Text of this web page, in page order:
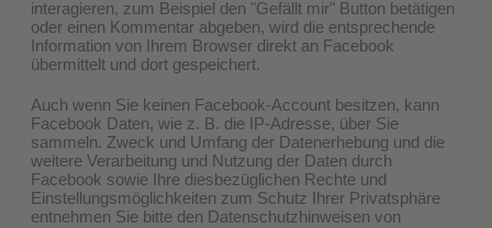
interagieren, zum Beispiel den "Gefällt mir" Button betätigen
oder einen Kommentar abgeben, wird die entsprechende
Information von Ihrem Browser direkt an Facebook
übermittelt und dort gespeichert.
Auch wenn Sie keinen Facebook-Account besitzen, kann
Facebook Daten, wie z. B. die IP-Adresse, über Sie
sammeln. Zweck und Umfang der Datenerhebung und die
weitere Verarbeitung und Nutzung der Daten durch
Facebook sowie Ihre diesbezüglichen Rechte und
Einstellungsmöglichkeiten zum Schutz Ihrer Privatsphäre
entnehmen Sie bitte den Datenschutzhinweisen von